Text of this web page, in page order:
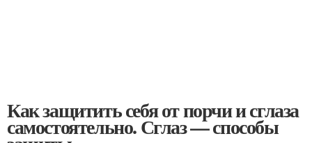
Как защитить себя от порчи и сглаза
самостоятельно. Сглаз — способы